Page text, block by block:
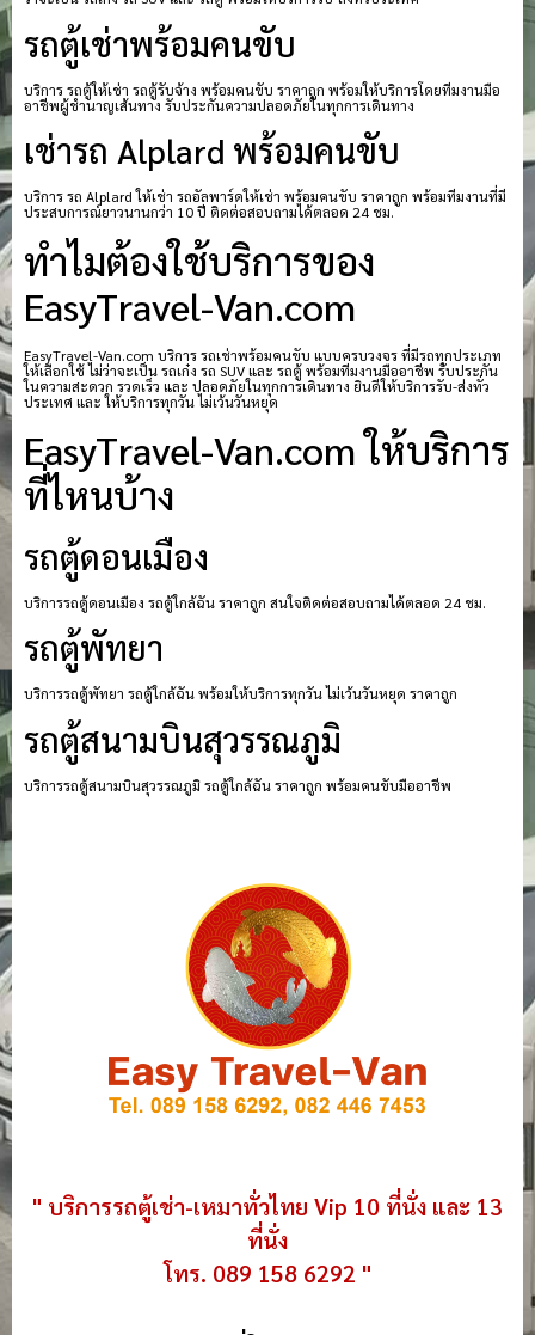
รถตู้เช่าพร้อมคนขับ
บริการ รถตู้ให้เช่า รถตู้รับจ้าง พร้อมคนขับ ราคาถูก พร้อมให้บริการโดยทีมงานมือ
อาชีพผู้ชำนาญเส้นทาง รับประกันความปลอดภัยในทุกการเดินทาง
เช่ารถ Alplard พร้อมคนขับ
บริการ รถ Alplard ให้เช่า รถอัลพาร์ดให้เช่า พร้อมคนขับ ราคาถูก พร้อมทีมงานที่มี
ประสบการณ์ยาวนานกว่า 10 ปี ติดต่อสอบถามได้ตลอด 24 ชม.
ทำไมต้องใช้บริการของ
EasyTravel-Van.com
EasyTravel-Van.com บริการ รถเช่าพร้อมคนขับ แบบครบวงจร ที่มีรถทุกประเภท
ให้เลือกใช้ ไม่ว่าจะเป็น รถเก๋ง รถ SUV และ รถตู้ พร้อมทีมงานมืออาชีพ รับประกัน
ในความสะดวก รวดเร็ว และ ปลอดภัยในทุกการเดินทาง ยินดีให้บริการรับ-ส่งทั่ว
ประเทศ และ ให้บริการทุกวัน ไม่เว้นวันหยุด
EasyTravel-Van.com ให้บริการ
ที่ไหนบ้าง
รถตู้ดอนเมือง
บริการรถตู้ดอนเมือง รถตู้ใกล้ฉัน ราคาถูก สนใจติดต่อสอบถามได้ตลอด 24 ชม.
รถตู้พัทยา
บริการรถตู้พัทยา รถตู้ใกล้ฉัน พร้อมให้บริการทุกวัน ไม่เว้นวันหยุด ราคาถูก
รถตู้สนามบินสุวรรณภูมิ
บริการรถตู้สนามบินสุวรรณภูมิ รถตู้ใกล้ฉัน ราคาถูก พร้อมคนขับมืออาชีพ
" บริการรถตู้เช่า-เหมาทั่วไทย Vip 10 ที่นั่ง และ 13
ที่นั่ง
โทร. 089 158 6292 "